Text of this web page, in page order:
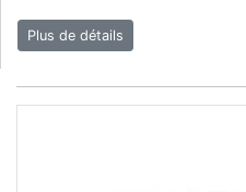
Plus de détails